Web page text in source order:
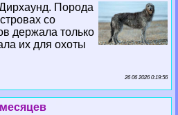
Порода
со
держала только
их для охоты
26 06 2026 0:19:56